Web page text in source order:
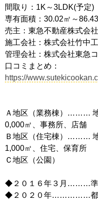
間取り：1K～3LDK(予定)
専有面積：30.02㎡～
売主：東急不動産株式会社
施工会社：株式会社竹中
管理会社：株式会社東急
口コミまとめ：
https://
Ａ地区（業務棟）………
0,000㎡、事務所、店舗
Ｂ地区（住宅棟）………
1,000㎡、住宅、保育所
Ｃ地区（公園）
◆２０１６年３月………準
◆２０２０年……………都市